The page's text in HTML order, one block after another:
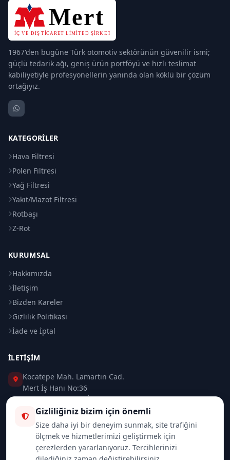
1967'den bugüne Türk otomotiv sektörünün güvenilir ismi;
güçlü tedarik ağı, geniş ürün portföyü ve hızlı teslimat
kabiliyetiyle profesyonellerin yanında olan köklü bir çözüm
ortağıyız.
KATEGORILER
Hava Filtresi
Polen Filtresi
Yağ Filtresi
Yakıt/Mazot Filtresi
Rotbaşı
Z-Rot
KURUMSAL
Hakkımızda
İletişim
Bizden Kareler
Gizlilik Politikası
İade ve İptal
İLETIŞIM
Kocatepe Mah. Lamartin Cad.
Mert İş Hanı No:36
Taksim / Beyoğlu / İSTANBUL
0 (212) 235 37 83
0 (532) 418 08 46
Gizliliğiniz bizim için önemli
Size daha iyi bir deneyim sunmak, site trafiğini
ölçmek ve hizmetlerimizi geliştirmek için
çerezlerden yararlanıyoruz. Tercihlerinizi